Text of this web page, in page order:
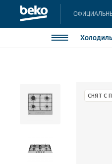
Стиральные и
Посудомоечные машины
Встраиваемая техника
СНЯТ С